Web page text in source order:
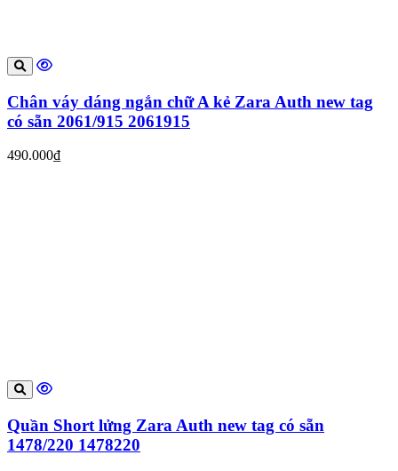
Chân váy dáng ngắn chữ A kẻ Zara Auth new tag
có sẵn 2061/915 2061915
490.000₫
Quần Short lửng Zara Auth new tag có sẵn
1478/220 1478220